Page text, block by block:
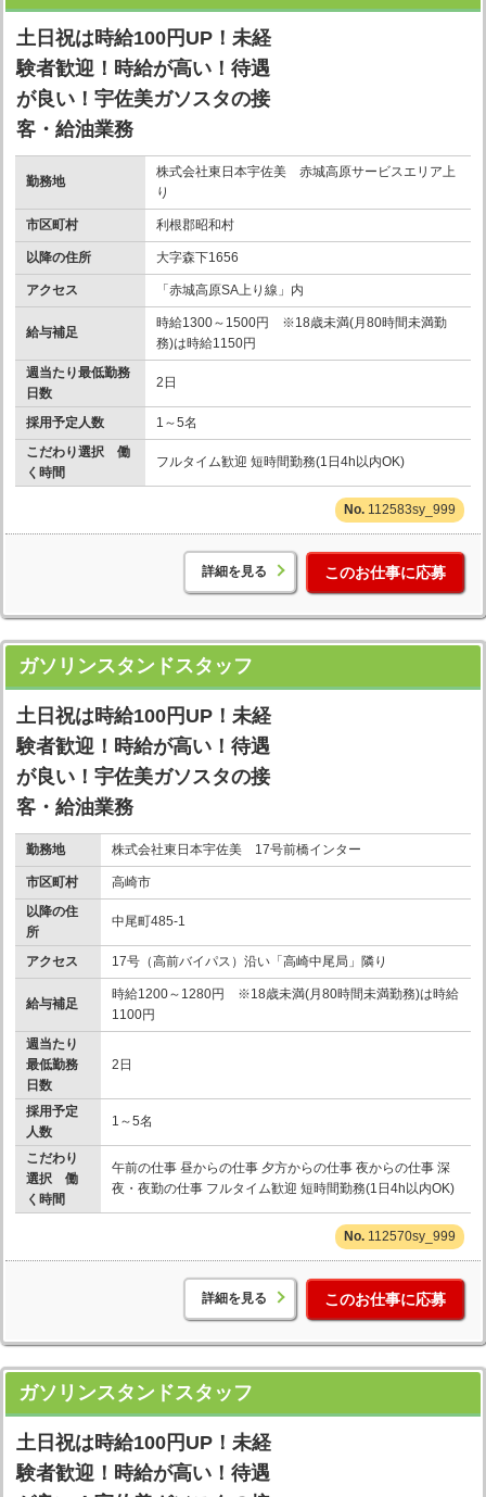
土日祝は時給100円UP！未経
験者歓迎！時給が高い！待遇
が良い！宇佐美ガソスタの接
客・給油業務
勤務地
株式会社東日本宇佐美 赤城高原サービスエリア上
り
市区町村 利根郡昭和村
以降の住所 大字森下1656
アクセス 「赤城高原SA上り線」内
給与補足
時給1300～1500円 ※18歳未満(月80時間未満勤
務)は時給1150円
週当たり最低勤務
日数
2日
採用予定人数
1～5名
こだわり選択 働
く時間
フルタイム歓迎 短時間勤務(1日4h以内OK)
112583sy_999
詳細を見る このお仕事に応募
ガソリンスタンドスタッフ
土日祝は時給100円UP！未経
験者歓迎！時給が高い！待遇
が良い！宇佐美ガソスタの接
客・給油業務
勤務地 株式会社東日本宇佐美 17号前橋インター
市区町村
高崎市
以降の住
所
中尾町485-1
アクセス 17号（高前バイパス）沿い「高崎中尾局」隣り
給与補足
時給1200～1280円 ※18歳未満(月80時間未満勤務)は時給
1100円
週当たり
最低勤務
日数
2日
採用予定
人数
1～5名
こだわり
選択 働
く時間
午前の仕事 昼からの仕事 夕方からの仕事 夜からの仕事 深
夜・夜勤の仕事 フルタイム歓迎 短時間勤務(1日4h以内OK)
112570sy_999
詳細を見る このお仕事に応募
ガソリンスタンドスタッフ
土日祝は時給100円UP！未経
験者歓迎！時給が高い！待遇